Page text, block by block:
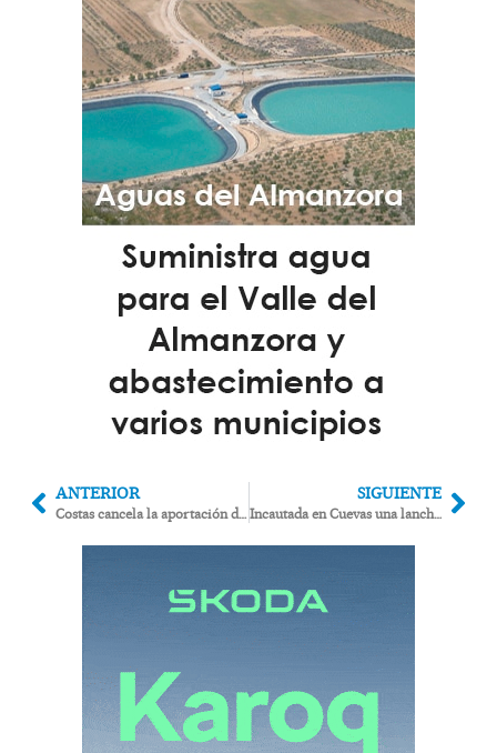
ANTERIOR
Costas cancela la aportación de arena a las playas de Garrucha por la aparición de praderas marinas
SIGUIENTE
Incautada en Cuevas una lancha de 400.000 euros cargada con 3.375 litros de gasolina